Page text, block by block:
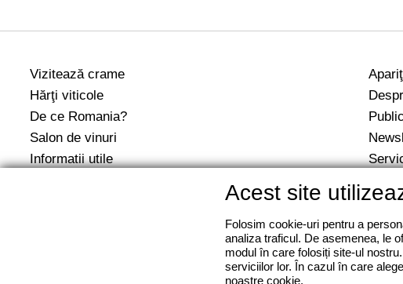
Vizitează crame
Hărţi viticole
De ce Romania?
Salon de vinuri
Informatii utile
Acest site
Folosim cookie-uri pentru a
analiza traficul. De asemenea, le
modul în care folosiți site-ul
serviciilor lor. În cazul în care
noastre cookie.